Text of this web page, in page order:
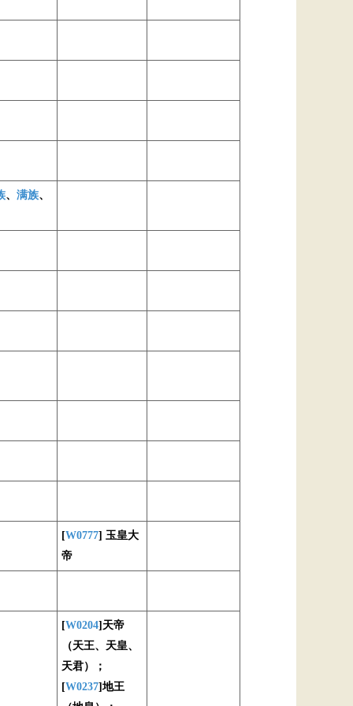
、 满族、
[W0777] 玉皇大
帝
[W0204]天帝
（天王、天皇、
天君）；
[W0237]地王